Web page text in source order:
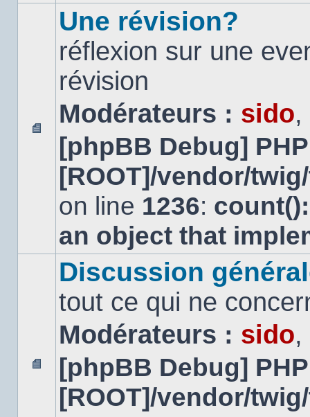
Aucun
message
non
Une révision?
réflexion sur une
révision
Modérateurs : sido,
[phpBB Debug]
[ROOT]/vendor/
on line 1236:
an object that
Aucun
message
non
Discussion
tout ce qui ne
Modérateurs : sido,
[phpBB Debug]
[ROOT]/vendor/